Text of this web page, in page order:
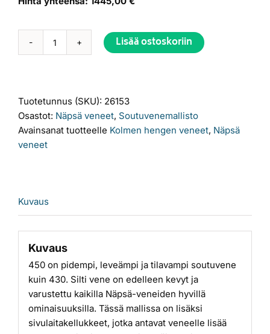
Näpsä
Lisää ostoskoriin
Tuotetunnus (SKU): 26153
Osastot: Näpsä veneet, Soutuvenemallisto
Avainsanat tuotteelle Kolmen hengen veneet, Näpsä
veneet
Kuvaus
Kuvaus
450 on pidempi, leveämpi ja tilavampi soutuvene
kuin 430. Silti vene on edelleen kevyt ja
varustettu kaikilla Näpsä-veneiden hyvillä
ominaisuuksilla. Tässä mallissa on lisäksi
sivulaitakellukkeet, jotka antavat veneelle lisää